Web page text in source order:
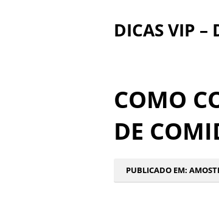
DICAS VIP –
COMO
DE
PUBLICADO EM: